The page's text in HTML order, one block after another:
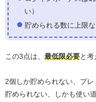
い）
貯められる数に上限
この3点は、 最低限必要と考
2個しか貯められない、プ
貯められない、しかも使い